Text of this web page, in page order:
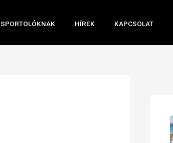
SPORTOLÓKNAK HÍREK KAPCSOLAT